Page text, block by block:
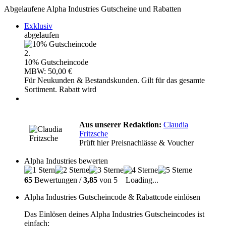
Abgelaufene Alpha Industries Gutscheine und Rabatten
Exklusiv
abgelaufen
2.
10% Gutscheincode
MBW: 50,00 €
Für Neukunden & Bestandskunden. Gilt für das gesamte
Sortiment. Rabatt wird
Aus unserer Redaktion: Claudia
Fritzsche
Prüft hier Preisnachlässe & Voucher
Alpha Industries bewerten
65 Bewertungen /3,85 von 5
Loading...
Alpha Industries Gutscheincode & Rabattcode einlösen
Das Einlösen deines Alpha Industries Gutscheincodes ist
einfach: